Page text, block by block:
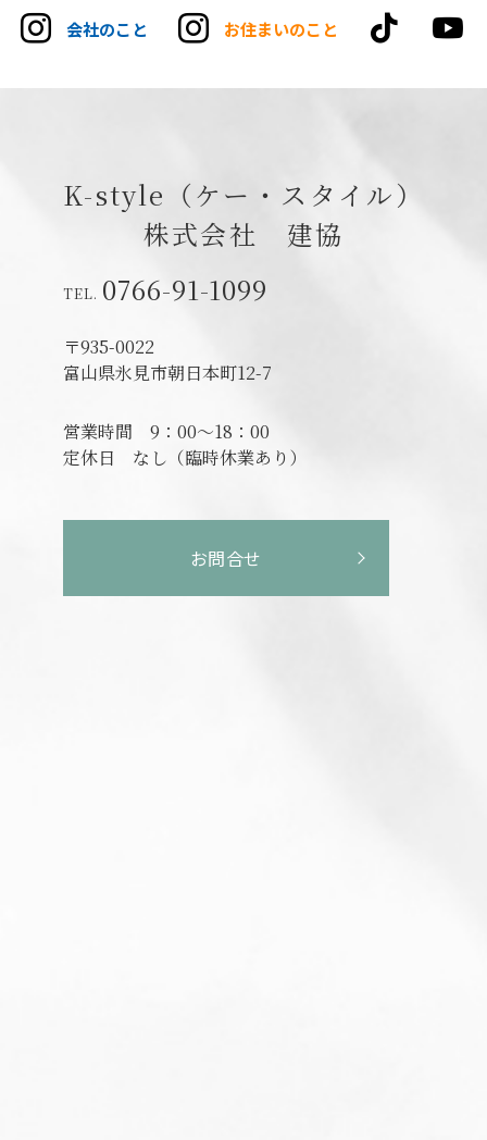
会社のこと お住まいのこと
K-style（ケー・スタイル）
株式会社 建協
0766-91-1099
〒935-0022
富山県氷見市朝日本町12-7
営業時間 9：00～18：00
定休日 なし（臨時休業あり）
お問合せ